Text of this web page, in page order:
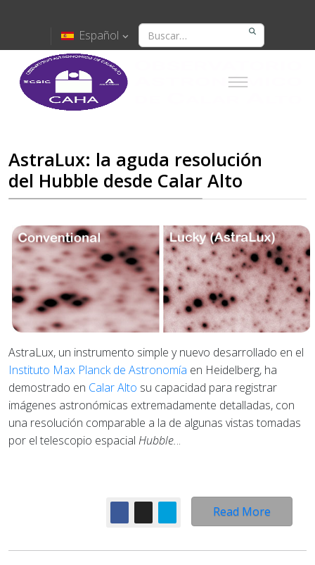
Español
AstraLux: la aguda resolución
del Hubble desde Calar Alto
AstraLux, un instrumento simple y nuevo desarrollado en el
Instituto Max Planck de Astronomía en Heidelberg, ha
demostrado en Calar Alto su capacidad para registrar
imágenes astronómicas extremadamente detalladas, con
una resolución comparable a la de algunas vistas tomadas
por el telescopio espacial Hubble...
Read More